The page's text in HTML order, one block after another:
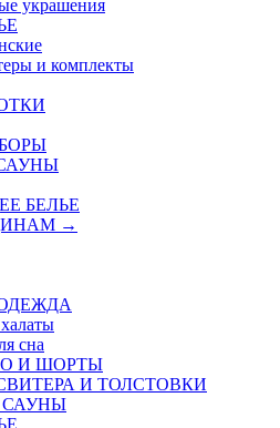
украшения
и комплекты
БЕЛЬЕ
→
сна
И ШОРТЫ
И ТОЛСТОВКИ
САУНЫ